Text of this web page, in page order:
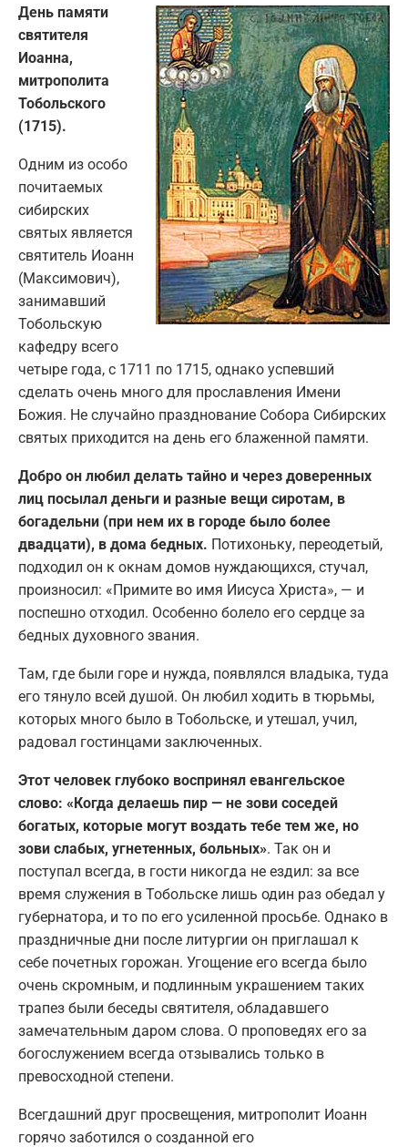
День памяти
святителя
Иоанна,
митрополита
Тобольского
(1715).
Одним из особо
почитаемых
сибирских
святых является
святитель Иоанн
(Максимович),
занимавший
Тобольскую
кафедру всего
четыре года, с 1711 по 1715, однако успевший
сделать очень много для прославления Имени
Божия. Не случайно празднование Собора Сибирских
святых приходится на день его блаженной памяти.
Добро он любил делать тайно и через доверенных
лиц посылал деньги и разные вещи сиротам, в
богадельни (при нем их в городе было более
двадцати), в дома бедных. Потихоньку, переодетый,
подходил он к окнам домов нуждающихся, стучал,
произносил: «Примите во имя Иисуса Христа», — и
поспешно отходил. Особенно болело его сердце за
бедных духовного звания.
Там, где были горе и нужда, появлялся владыка, туда
его тянуло всей душой. Он любил ходить в тюрьмы,
которых много было в Тобольске, и утешал, учил,
радовал гостинцами заключенных.
Этот человек глубоко воспринял евангельское
слово: «Когда делаешь пир — не зови соседей
богатых, которые могут воздать тебе тем же, но
зови слабых, угнетенных, больных». Так он и
поступал всегда, в гости никогда не ездил: за все
время служения в Тобольске лишь один раз обедал у
губернатора, и то по его усиленной просьбе. Однако в
праздничные дни после литургии он приглашал к
себе почетных горожан. Угощение его всегда было
очень скромным, и подлинным украшением таких
трапез были беседы святителя, обладавшего
замечательным даром слова. О проповедях его за
богослужением всегда отзывались только в
превосходной степени.
Всегдашний друг просвещения, митрополит Иоанн
горячо заботился о созданной его